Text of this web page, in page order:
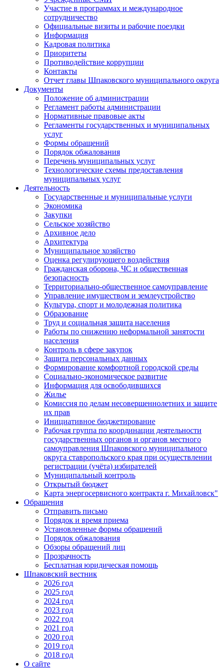
Участие в программах и международное
сотрудничество
Официальные визиты и рабочие поездки
Информация
Кадровая политика
Приоритеты
Противодействие коррупции
Контакты
Отчет главы Шпаковского муниципального округа
Документы
Положение об администрации
Регламент работы администрации
Нормативные правовые акты
Регламенты государственных и муниципальных
услуг
Формы обращений
Порядок обжалования
Перечень муниципальных услуг
Технологические схемы предоставления
муниципальных услуг
Деятельность
Государственные и муниципальные услуги
Экономика
Закупки
Сельское хозяйство
Архивное дело
Архитектура
Муниципальное хозяйство
Оценка регулирующего воздействия
Гражданская оборона, ЧС и общественная
безопасность
Территориально-общественное самоуправление
Управление имуществом и землеустройство
Культура, спорт и молодежная политика
Образование
Труд и социальная защита населения
Работы по снижению неформальной занятости
населения
Контроль в сфере закупок
Защита персональных данных
Формирование комфортной городской среды
Социально-экономическое развитие
Информация для освободившихся
Жилье
Комиссия по делам несовершеннолетних и защите
их прав
Инициативное бюджетирование
Рабочая группа по координации деятельности
государственных органов и органов местного
самоуправления Шпаковского муниципального
округа ставропольского края при осуществлении
регистрации (учёта) избирателей
Муниципальный контроль
Открытый бюджет
Карта энергосервисного контракта г. Михайловск"
Обращения
Отправить письмо
Порядок и время приема
Установленные формы обращений
Порядок обжалования
Обзоры обращений лиц
Прозрачность
Бесплатная юридическая помощь
Шпаковский вестник
2026 год
2025 год
2024 год
2023 год
2022 год
2021 год
2020 год
2019 год
2018 год
О сайте